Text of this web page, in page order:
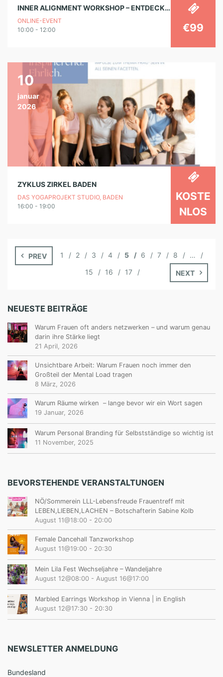
INNER ALIGNMENT WORKSHOP – ENTDECKE DEINEN INNEREN KOMPASS
ONLINE-EVENT
10:00 - 12:00
€99
10
januar
2026
ZYKLUS ZIRKEL BADEN
DAS YOGAPROJEKT STUDIO, BADEN
16:00 - 19:00
KOSTE
NLOS
PREV 1 2 3 4 5 6 7 8
…
15
16 17 NEXT
NEUESTE BEITRÄGE
Warum Frauen oft anders netzwerken – und warum genau
darin ihre Stärke liegt
21 April, 2026
Unsichtbare Arbeit: Warum Frauen noch immer den
Großteil der Mental Load tragen
8 März, 2026
Warum Räume wirken – lange bevor wir ein Wort sagen
19 Januar, 2026
Warum Personal Branding für Selbstständige so wichtig ist
11 November, 2025
BEVORSTEHENDE VERANSTALTUNGEN
NÖ/Sommerein LLL-Lebensfreude Frauentreff mit
LEBEN,LIEBEN,LACHEN – Botschafterin Sabine Kolb
August 11@18:00 - 20:00
Female Dancehall Tanzworkshop
August 11@19:00 - 20:30
Mein Lila Fest Wechseljahre – Wandeljahre
August 12@08:00 - August 16@17:00
Marbled Earrings Workshop in Vienna | in English
August 12@17:30 - 20:30
NEWSLETTER ANMELDUNG
Bundesland